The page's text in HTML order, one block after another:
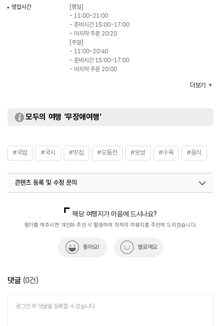
영업시간
[평일]
- 11:00~21:00
- 준비시간 15:00~17:00
- 마지막 주문 20:20
[주말]
- 11:00~20:40
- 준비시간 15:00~17:00
- 마지막 주문 20:00
취급메뉴
국밥 / 떡만두국 / 소고기 수육 / 참문어 / 모듬전 등
화장실
더보기
모두의 여행 '무장애여행'
#국밥 #국시 #맛집 #모둠전 #보쌈 #수육 #음식
콘텐츠 등록 및 수정 문의
해당 여행지가 마음에 드시나요?
평가를 해주시면 개인화 추천 시 활용하여 최적의 여행지를 추천해 드리겠습니다.
좋아요! 별로예요
댓글 (0건)